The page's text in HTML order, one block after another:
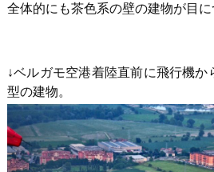
全体的にも茶色系の壁の建物が目に
↓ベルガモ空港着陸直前に飛行機
型の建物。